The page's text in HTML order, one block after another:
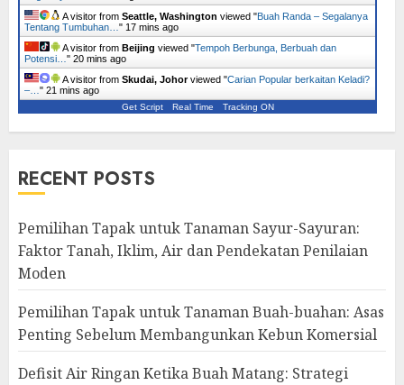
A visitor from Seattle, Washington viewed "Buah Randa – Segalanya
Tentang Tumbuhan… " 17 mins ago
A visitor from Beijing viewed "Tempoh Berbunga, Berbuah dan
Potensi… " 20 mins ago
A visitor from Skudai, Johorviewed "Carian Popular berkaitan Keladi?
–… " 21 mins ago
Get Script Real Time Tracking ON
RECENT POSTS
Pemilihan Tapak untuk Tanaman Sayur-Sayuran:
Faktor Tanah, Iklim, Air dan Pendekatan Penilaian
Moden
Pemilihan Tapak untuk Tanaman Buah-buahan: Asas
Penting Sebelum Membangunkan Kebun Komersial
Defisit Air Ringan Ketika Buah Matang: Strategi